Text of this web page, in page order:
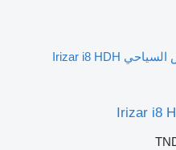
الباص السياحي Irizar i8 HDH
Irizar i8